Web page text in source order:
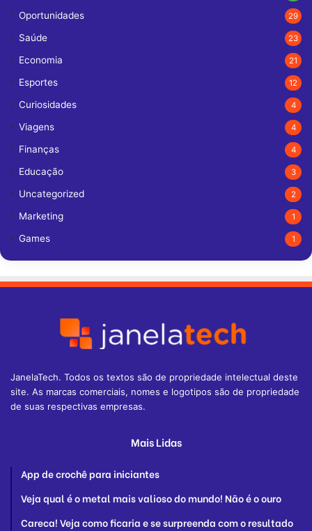
Oportunidades 29
Saúde 23
Economia 21
Esportes 12
Curiosidades 4
Viagens 4
Finanças 4
Educação 3
Uncategorized 2
Marketing 1
Games 1
JanelaTech. Todos os textos são de propriedade intelectual deste
site. As marcas comerciais, nomes e logotipos são de propriedade
de suas respectivas empresas.
Mais Lidas
App de crochê para iniciantes
Veja qual é o metal mais valioso do mundo! Não é o ouro
Careca! Veja como ficaria e se surpreenda com o resultado